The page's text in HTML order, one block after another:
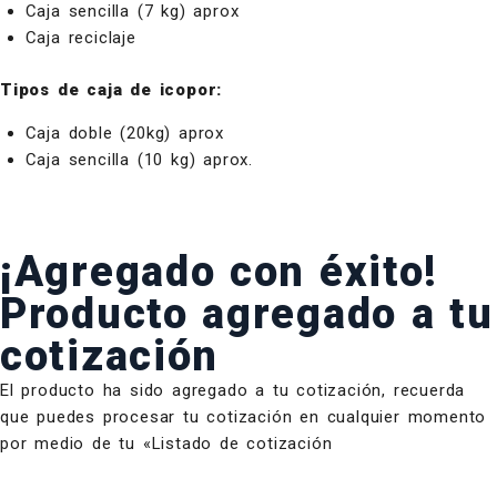
Caja sencilla (7 kg) aprox
Caja reciclaje
Tipos de caja de icopor:
Caja doble (20kg) aprox
Caja sencilla (10 kg) aprox.
¡Agregado con éxito!
Producto agregado a tu
cotización
El producto ha sido agregado a tu cotización, recuerda
que puedes procesar tu cotización en cualquier momento
por medio de tu «Listado de cotización